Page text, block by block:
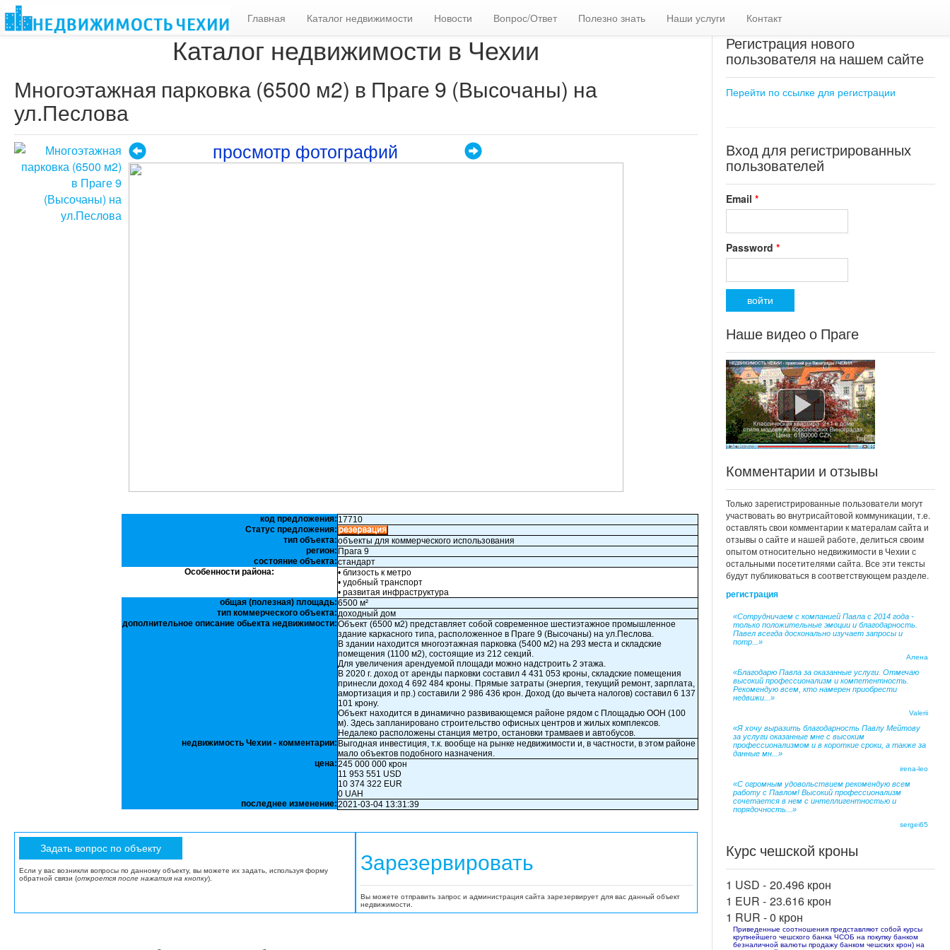
Главная Каталог недвижимости Новости Вопрос/Ответ Полезно знать Наши услуги Контакт
Каталог недвижимости в Чехии
Многоэтажная парковка (6500 м2) в Праге 9 (Высочаны) на
ул.Песлова
просмотр фотографий
код предложения: 17710
Статус предложения:
тип объекта:объекты для коммерческого использования
регион: Прага 9
состояние объекта:стандарт
Особенности района:
• близость к метро
• удобный транспорт
• развитая инфраструктура
общая (полезная) площадь:6500 м²
тип коммерческого объекта:доходный дом
дополнительное описание обьекта недвижимости:Объект (6500 м2) представляет собой современное шестиэтажное промышленное
здание каркасного типа, расположенное в Праге 9 (Высочаны) на ул.Песлова.
В здании находится многоэтажная парковка (5400 м2) на 293 места и складские
помещения (1100 м2), состоящие из 212 секций.
Для увеличения арендуемой площади можно надстроить 2 этажа.
В 2020 г. доход от аренды парковки составил 4 431 053 кроны, складские помещения
принесли доход 4 692 484 кроны. Прямые затраты (энергия, текущий ремонт, зарплата,
амортизация и пр.) составили 2 986 436 крон. Доход (до вычета налогов) составил 6 137
101 крону.
Объект находится в динамично развивающемся районе рядом с Площадью ООН (100
м). Здесь запланировано строительство офисных центров и жилых комплексов.
Недалеко расположены станция метро, остановки трамваев и автобусов.
недвижимость Чехии - комментарии: Выгодная инвестиция, т.к. вообще на рынке недвижимости и, в частности, в этом районе
мало объектов подобного назначения.
цена:245 000 000 крон
11 953 551 USD
10 374 322 EUR
0 UAH
последнее изменение:2021-03-04 13:31:39
Если у вас возникли вопросы по данному объекту, вы можете их задать, используя форму
обратной связи (откроется после нажатия на кнопку).
Зарезервировать
Вы можете отправить запрос и администрация сайта зарезервирует для вас данный объект
недвижимости.
Регистрация нового
пользователя на нашем сайте
Перейти по ссылке для регистрации
Вход для регистрированных
пользователей
Email *
Password *
Наше видео о Праге
Комментарии и отзывы
Только зарегистрированные пользователи могут
участвовать во внутрисайтовой коммуникации, т.е.
оставлять свои комментарии к матералам сайта и
отзывы о сайте и нашей работе, делиться своим
опытом относительно недвижимости в Чехии с
остальными посетителями сайта. Все эти тексты
будут публиковаться в соответствующем разделе.
регистрация
«Сотрудничаем с компанией Павла с 2014 года -
только положительные эмоции и благодарность.
Павел всегда досконально изучает запросы и
потр...»
Алена
«Благодарю Павла за оказанные услуги. Отмечаю
высокий профессионализм и компетентность.
Рекомендую всем, кто намерен приобрести
недвижи...»
Valerii
«Я хочу выразить благодарность Павлу Мейтову
за услуги оказанные мне с высоким
профессионализмом и в короткие сроки, а также за
данные мн...»
irena-leo
«С огромным удовольствием рекомендую всем
работу с Павлом! Высокий профессионализм
сочетается в нем с интеллигентностью и
порядочность...»
sergei65
Курс чешской кроны
1 USD - 20.496 крон
1 EUR - 23.616 крон
1 RUR -0 крон
Приведенные соотношения представляют собой курсы
крупнейшего чешского банка ЧСОБ на покупку банком
безналичной валюты продажу банком чешских крон) на